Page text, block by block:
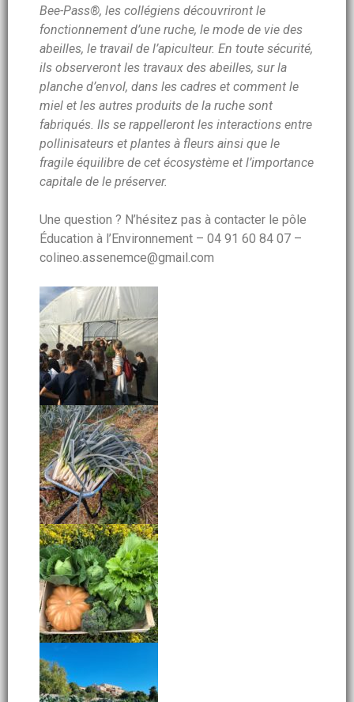
Bee-Pass®, les collégiens découvriront le
fonctionnement d’une ruche, le mode de vie des
abeilles, le travail de l’apiculteur. En toute sécurité,
ils observeront les travaux des abeilles, sur la
planche d’envol, dans les cadres et comment le
miel et les autres produits de la ruche sont
fabriqués. Ils se rappelleront les interactions entre
pollinisateurs et plantes à fleurs ainsi que le
fragile équilibre de cet écosystème et l’importance
capitale de le préserver.
Une question ? N’hésitez pas à contacter le pôle
Éducation à l’Environnement – 04 91 60 84 07 –
colineo.assenemce@gmail.com